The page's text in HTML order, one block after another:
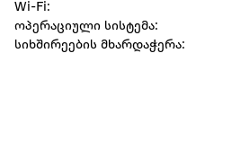
Wi-Fi:
ოპერაციული სისტემა:
სიხშირეების მხარდაჭერა: